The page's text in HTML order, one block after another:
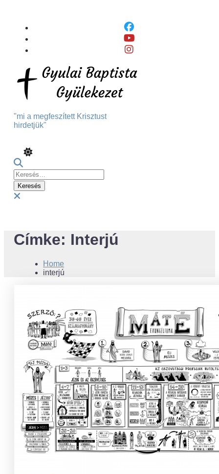
Content
"mi a megfeszített Krisztust
hirdetjük"
Keresés:
Címke: Interjú
Home
interjú